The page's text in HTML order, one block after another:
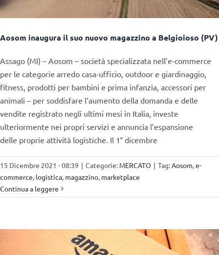
Aosom inaugura il suo nuovo magazzino a Belgioioso (PV)
Assago (MI) – Aosom – società specializzata nell’e-commerce
per le categorie arredo casa-ufficio, outdoor e giardinaggio,
fitness, prodotti per bambini e prima infanzia, accessori per
animali – per soddisfare l’aumento della domanda e delle
vendite registrato negli ultimi mesi in Italia, investe
ulteriormente nei propri servizi e annuncia l’espansione
delle proprie attività logistiche. Il 1° dicembre
15 Dicembre 2021 - 08:39 | Categorie: MERCATO | Tag: Aosom e-
commerce logistica magazzino marketplace
Continua a leggere